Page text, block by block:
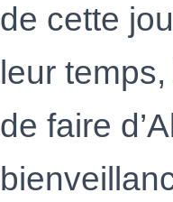
de cette
leur
de faire